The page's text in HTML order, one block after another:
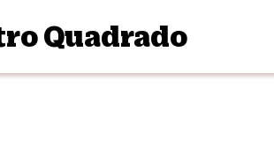
Quadrado